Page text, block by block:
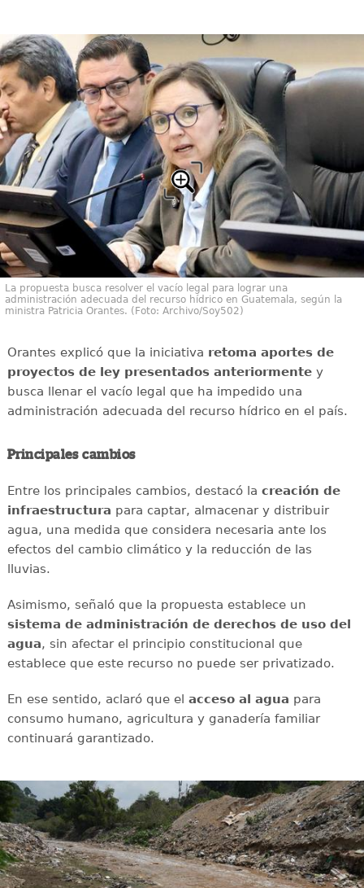
La propuesta busca resolver el vacío legal para lograr una
administración adecuada del recurso hídrico en Guatemala, según la
ministra Patricia Orantes. (Foto: Archivo/Soy502)
Orantes explicó que la iniciativa retoma aportes de
proyectos de ley presentados anteriormentey
busca llenar el vacío legal que ha impedido una
administración adecuada del recurso hídrico en el país.
Principales cambios
Entre los principales cambios, destacó la creación de
infraestructura para captar, almacenar y distribuir
agua, una medida que considera necesaria ante los
efectos del cambio climático y la reducción de las
lluvias.
Asimismo, señaló que la propuesta establece un
sistema de administración de derechos de uso del
agua, sin afectar el principio constitucional que
establece que este recurso no puede ser privatizado.
En ese sentido, aclaró que el acceso al agua para
consumo humano, agricultura y ganadería familiar
continuará garantizado.